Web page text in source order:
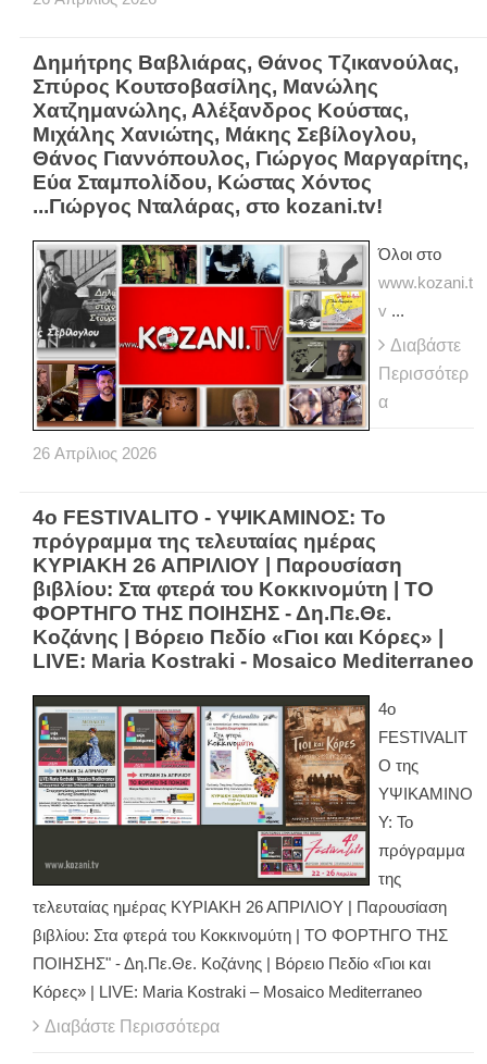
Δημήτρης Βαβλιάρας, Θάνος Τζικανούλας,
Σπύρος Κουτσοβασίλης, Μανώλης
Χατζημανώλης, Αλέξανδρος Κούστας,
Μιχάλης Χανιώτης, Μάκης Σεβίλογλου,
Θάνος Γιαννόπουλος, Γιώργος Μαργαρίτης,
Εύα Σταμπολίδου, Κώστας Χόντος
...Γιώργος Νταλάρας, στο kozani.tv!
Όλοι στο
www.kozani.t
v ...
Διαβάστε
Περισσότερ
α
26 Απρίλιος 2026
4ο FESTIVALITO - ΥΨΙΚΑΜΙΝΟΣ: Το
πρόγραμμα της τελευταίας ημέρας
ΚΥΡΙΑΚΗ 26 ΑΠΡΙΛΙΟΥ | Παρουσίαση
βιβλίου: Στα φτερά του Κοκκινομύτη | ΤΟ
ΦΟΡΤΗΓΟ ΤΗΣ ΠΟΙΗΣΗΣ - Δη.Πε.Θε.
Κοζάνης | Βόρειο Πεδίο «Γιοι και Κόρες» |
LIVE: Maria Kostraki - Mosaico Mediterraneo
4ο
FESTIVALIT
O της
ΥΨΙΚΑΜΙΝΟ
Υ: Το
πρόγραμμα
της
τελευταίας ημέρας ΚΥΡΙΑΚΗ 26 ΑΠΡΙΛΙΟΥ | Παρουσίαση
βιβλίου: Στα φτερά του Κοκκινομύτη | ΤΟ ΦΟΡΤΗΓΟ ΤΗΣ
ΠΟΙΗΣΗΣ" - Δη.Πε.Θε. Κοζάνης | Βόρειο Πεδίο «Γιοι και
Κόρες» | LIVE: Maria Kostraki – Mosaico Mediterraneo
Διαβάστε Περισσότερα